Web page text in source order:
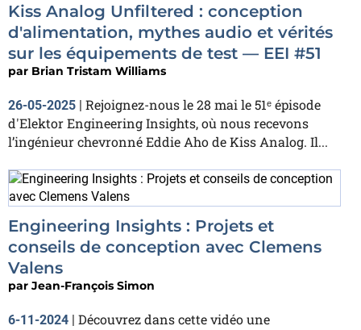
Kiss Analog Unfiltered : conception
d'alimentation, mythes audio et vérités
sur les équipements de test — EEI #51
par Brian Tristam Williams
26-05-2025 | Rejoignez-nous le 28 mai le 51ᵉ épisode
d'Elektor Engineering Insights, où nous recevons
l’ingénieur chevronné Eddie Aho de Kiss Analog. Il...
Engineering Insights : Projets et
conseils de conception avec Clemens
Valens
par Jean-François Simon
6-11-2024 | Découvrez dans cette vidéo une